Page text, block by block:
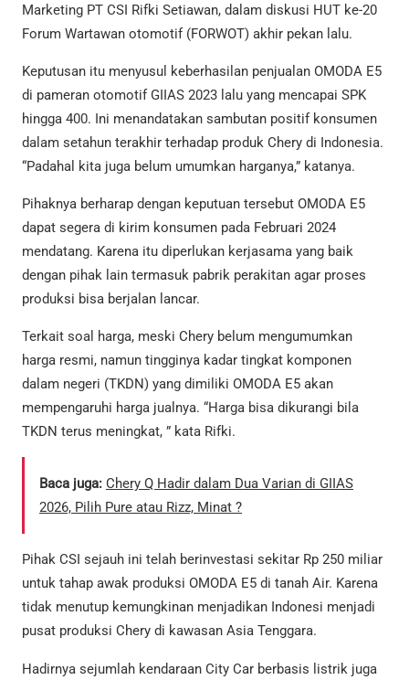
Marketing PT CSI Rifki Setiawan, dalam diskusi HUT ke-20
Forum Wartawan otomotif (FORWOT) akhir pekan lalu.
Keputusan itu menyusul keberhasilan penjualan OMODA E5
di pameran otomotif GIIAS 2023 lalu yang mencapai SPK
hingga 400. Ini menandatakan sambutan positif konsumen
dalam setahun terakhir terhadap produk Chery di Indonesia.
“Padahal kita juga belum umumkan harganya,” katanya.
Pihaknya berharap dengan keputuan tersebut OMODA E5
dapat segera di kirim konsumen pada Februari 2024
mendatang. Karena itu diperlukan kerjasama yang baik
dengan pihak lain termasuk pabrik perakitan agar proses
produksi bisa berjalan lancar.
Terkait soal harga, meski Chery belum mengumumkan
harga resmi, namun tingginya kadar tingkat komponen
dalam negeri (TKDN) yang dimiliki OMODA E5 akan
mempengaruhi harga jualnya. “Harga bisa dikurangi bila
TKDN terus meningkat, ” kata Rifki.
Baca juga: Chery Q Hadir dalam Dua Varian di GIIAS
2026, Pilih Pure atau Rizz, Minat ?
Pihak CSI sejauh ini telah berinvestasi sekitar Rp 250 miliar
untuk tahap awak produksi OMODA E5 di tanah Air. Karena
tidak menutup kemungkinan menjadikan Indonesi menjadi
pusat produksi Chery di kawasan Asia Tenggara.
Hadirnya sejumlah kendaraan City Car berbasis listrik juga